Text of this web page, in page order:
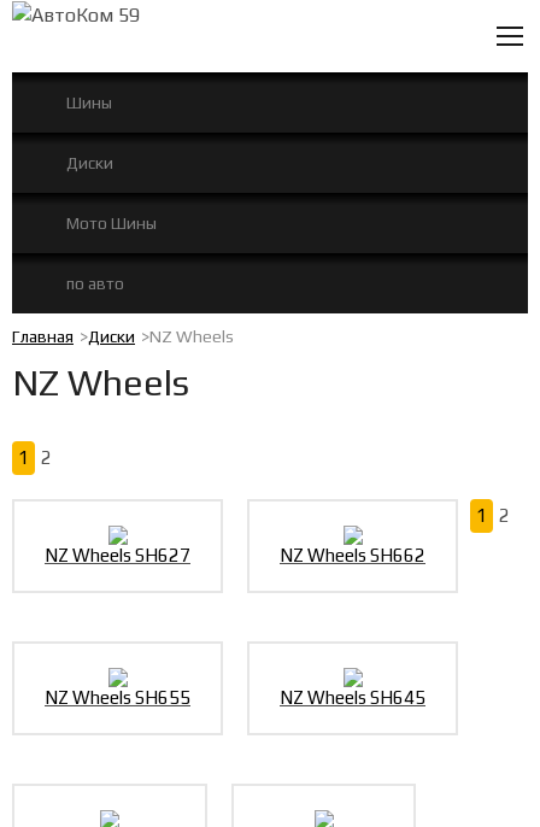
Шины
Диски
Мото Шины
по авто
Главная Диски NZ Wheels
NZ Wheels
1 2
NZ Wheels SH627 NZ Wheels SH662
NZ Wheels SH655 NZ Wheels SH645
1 2